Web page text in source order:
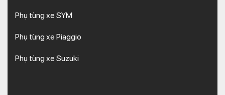
Phụ tùng xe SYM
Phụ tùng xe Piaggio
Phụ tùng xe Suzuki